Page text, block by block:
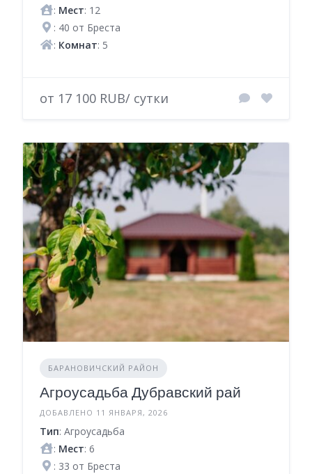
: Мест: 12
: 40 от Бреста
: Комнат: 5
от 17 100 RUB/ сутки
БАРАНОВИЧСКИЙ РАЙОН
Агроусадьба Дубравский рай
ДОБАВЛЕНО 11 ЯНВАРЯ, 2026
Тип: Агроусадьба
: Мест: 6
: 33 от Бреста